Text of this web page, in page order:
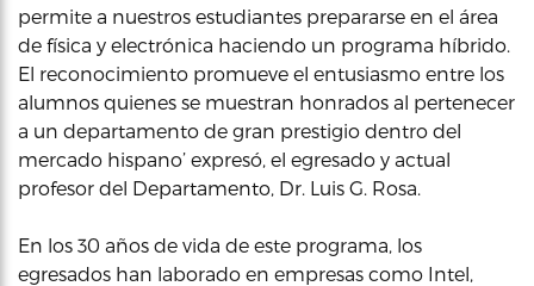
permite a nuestros estudiantes prepararse en el área
de física y electrónica haciendo un programa híbrido.
El reconocimiento promueve el entusiasmo entre los
alumnos quienes se muestran honrados al pertenecer
a un departamento de gran prestigio dentro del
mercado hispano’ expresó, el egresado y actual
profesor del Departamento, Dr. Luis G. Rosa.
En los 30 años de vida de este programa, los
egresados han laborado en empresas como Intel,